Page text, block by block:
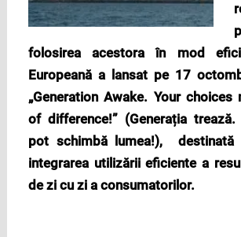
folosirea acestora în mod
Europeană a lansat pe 17
„Generation Awake. Your choices
of difference!” (Generația trează.
pot schimbă lumea!), destinată
integrarea utilizării eficiente a
de zi cu zi a consumatorilor.